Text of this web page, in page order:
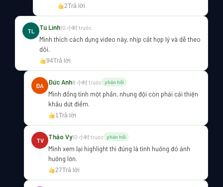
2Trả lời
TL Tú Linh10 小时 trước
Mình thích cách dựng video này, nhịp cắt hợp lý và dễ theo
dõi.
94Trả lời
ĐA Đức Anh8 小时 trước phản hồi
Mình đồng tình một phần, nhưng đội còn phải cải thiện
khâu dứt điểm.
1Trả lời
TV Thảo Vy10 小时 trước phản hồi
Mình xem lại highlight thì đúng là tình huống đó ảnh
hưởng lớn.
27Trả lời